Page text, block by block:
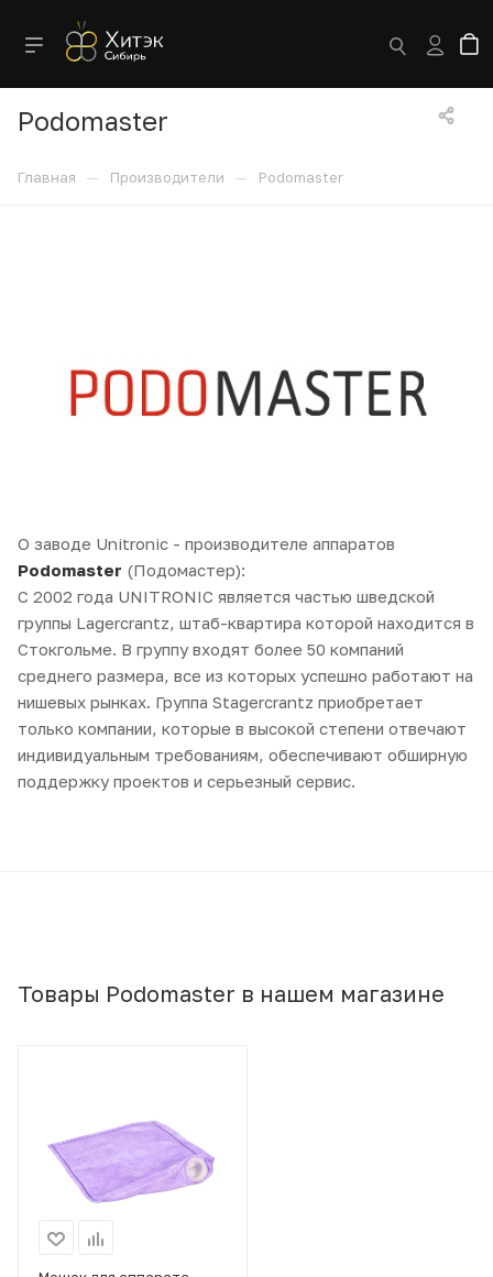
Podomaster
Главная — Производители — Podomaster
О заводе Unitronic - производителе аппаратов
Podomaster (Подомастер):
С 2002 года UNITRONIC является частью шведской
группы Lagercrantz, штаб-квартира которой находится в
Стокгольме. В группу входят более 50 компаний
среднего размера, все из которых успешно работают на
нишевых рынках. Группа Stagercrantz приобретает
только компании, которые в высокой степени отвечают
индивидуальным требованиям, обеспечивают обширную
поддержку проектов и серьезный сервис.
Товары Podomaster в нашем магазине